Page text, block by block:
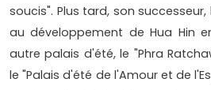
soucis". Plus tard, son
au développement de Hua Hin
autre palais d'été, le "Phra
le "Palais d'été de l'Amour et de